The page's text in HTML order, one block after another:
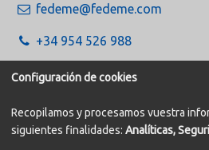
fedeme@fedeme.com
+34 954 526 988
Configuración de cookies
Recopilamos y procesamos vuestra
siguientes finalidades: Analíticas,